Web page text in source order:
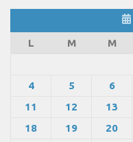
L
M M
4
5 6
11
12 13
18
19 20